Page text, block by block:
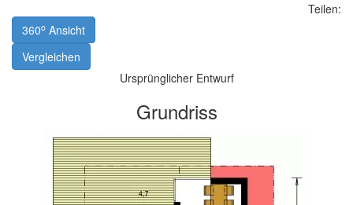
Teilen:
360o Ansicht
Vergleichen
Ursprünglicher Entwurf
Grundriss